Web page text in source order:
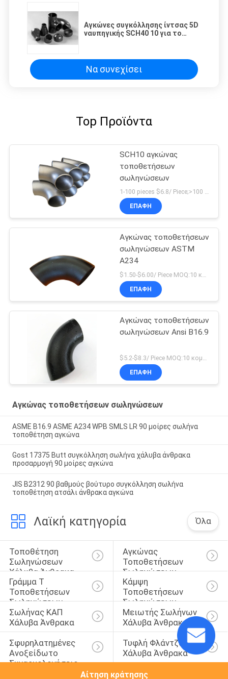
Αγκώνες συγκόλλησης ίντσας 5D
ναυπηγικής SCH40 10 για το
Να συνεχίσει
Top Προϊόντα
SCH10 αγκώνας
τοποθετήσεων
σωληνώσεων
1-100 pieces $6.8/ Piece;>100 pieces $4.9/ Piece MOQ:1 κομμάτι
ΕΠΑΦΉ
Αγκώνας τοποθετήσεων
σωληνώσεων ASTM
A234
$1.50-$6.00/ Piece MOQ:10 κομμάτι
ΕΠΑΦΉ
Αγκώνας τοποθετήσεων
σωληνώσεων Ansi B16.9
ΕΠΑΦΉ
Αγκώνας τοποθετήσεων σωληνώσεων
ASME B16.9 ASME A234 WPB SMLS LR 90 μοίρες σωλήνα
τοποθέτηση αγκώνα
Gost 17375 Butt συγκόλληση σωλήνα χάλυβα άνθρακα
προσαρμογή 90 μοίρες αγκώνα
JIS B2312 90 βαθμούς βούτυρο συγκόλληση σωλήνα
τοποθέτηση ατσάλι άνθρακα αγκώνα
Λαϊκή κατηγορία Όλα
Τοποθέτηση
Σωληνώσεων
Χάλυβα Άνθρακα
Αγκώνας
Τοποθετήσεων
Σωληνώσεων
Γράμμα Τ
Τοποθετήσεων
Σωληνώσεων
Κάμψη
Τοποθετήσεων
Σωληνώσεων
Σωλήνας ΚΑΠ
Χάλυβα Άνθρακα
Μειωτής Σωλήνων
Χάλυβα Άνθρακα
Σφυρηλατημένες
Ανοξείδωτο
Συναρμολογήσεις
Τυφλή Φλάντζα
Χάλυβα Άνθρακα
Αίτηση κράτησης